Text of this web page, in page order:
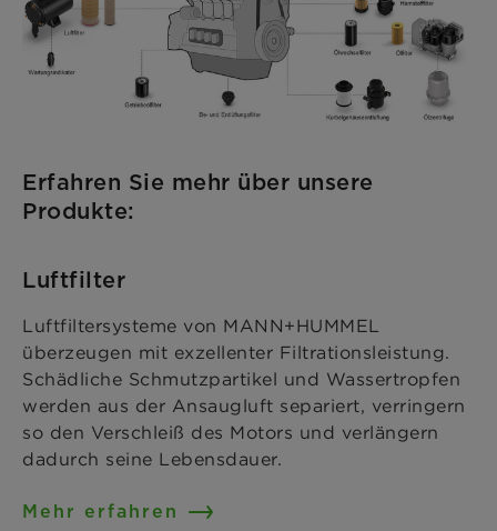
Erfahren Sie mehr über unsere
Produkte:
Luftfilter
Luftfiltersysteme von MANN+HUMMEL
überzeugen mit exzellenter Filtrationsleistung.
Schädliche Schmutzpartikel und Wassertropfen
werden aus der Ansaugluft separiert, verringern
so den Verschleiß des Motors und verlängern
dadurch seine Lebensdauer.
Mehr erfahren